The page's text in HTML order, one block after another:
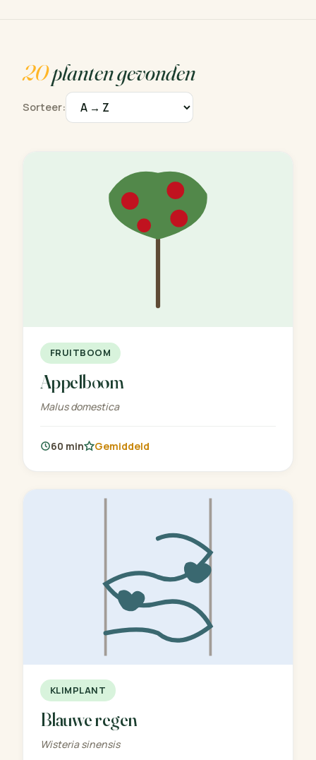
20planten gevonden
Sorteer:
FRUITBOOM
Appelboom
Malus domestica
60 min Gemiddeld
KLIMPLANT
Blauwe regen
Wisteria sinensis